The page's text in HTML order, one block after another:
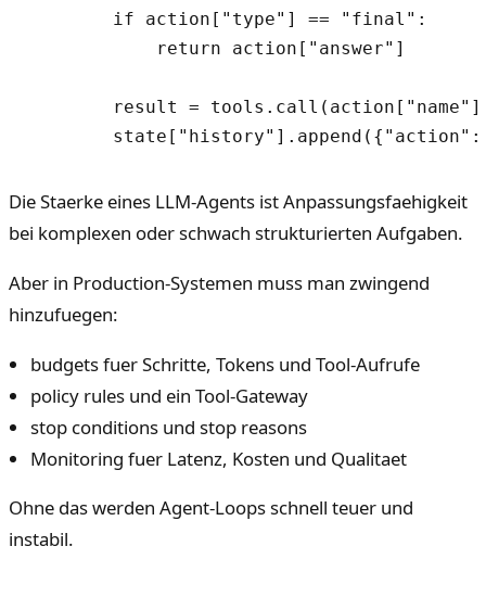
        if action["type"] == "final":
            return action["answer"]
result =
Die Staerke eines LLM-Agents ist Anpassungsfaehigkeit
bei komplexen oder schwach strukturierten Aufgaben.
Aber in Production-Systemen muss man zwingend
hinzufuegen:
budgets fuer Schritte, Tokens und Tool-Aufrufe
policy rules und ein Tool-Gateway
stop conditions und stop reasons
Monitoring fuer Latenz, Kosten und Qualitaet
Ohne das werden Agent-Loops schnell teuer und
instabil.